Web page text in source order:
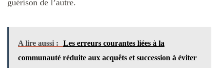
guérison de l’autre.
A lire aussi :
Les erreurs courantes liées à la
communauté réduite aux acquêts et succession à éviter